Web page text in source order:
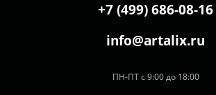
+7 (499) 686-08-16
info@artalix.ru
ПН-ПТ с 9:00 до 18:00